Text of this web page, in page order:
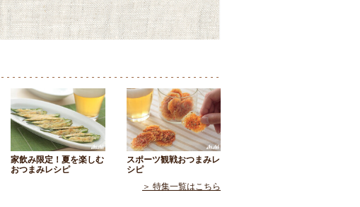
家飲み限定！夏を楽しむ
おつまみレシピ
スポーツ観戦おつまみレ
シピ
＞ 特集一覧はこちら